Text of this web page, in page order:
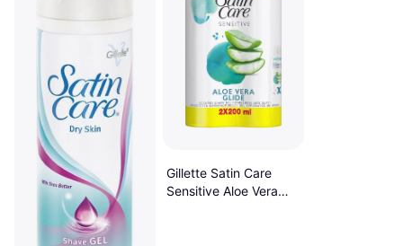
Gillette Satin Care
Sensitive Aloe Vera